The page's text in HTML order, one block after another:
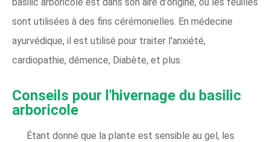
sont utilisées à des fins cérémonielles. En médecine
ayurvédique, il est utilisé pour traiter l'anxiété,
cardiopathie, démence, Diabète, et plus.
Conseils pour l'hivernage du basilic
arboricole
Étant donné que la plante est sensible au gel, les